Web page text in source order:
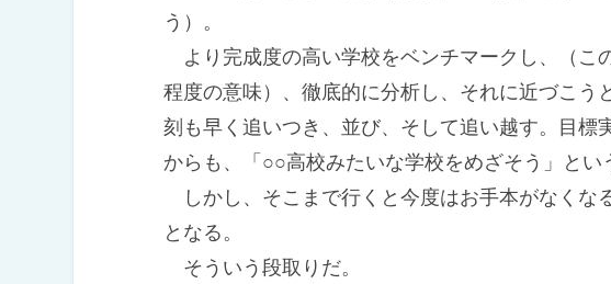
う）。
より完成度の高い学校をベンチマークし、（こ
程度の意味）、徹底的に分析し、それに近づこう
刻も早く追いつき、並び、そして追い越す。目標
からも、「○○高校みたいな学校をめざそう」とい
しかし、そこまで行くと今度はお手本がなくな
となる。
そういう段取りだ。